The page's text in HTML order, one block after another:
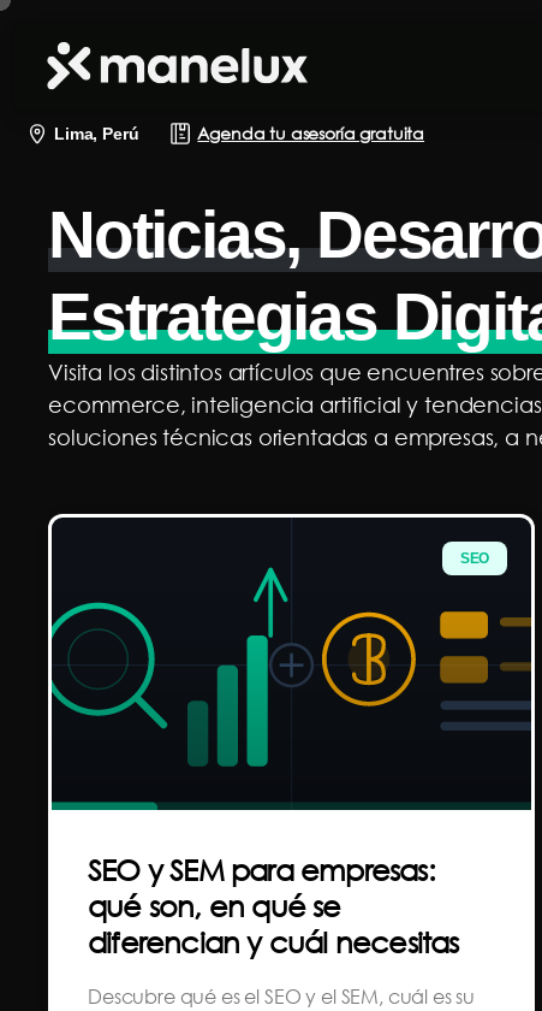
Lima, Perú Agenda tu asesoría gratuita
Noticias,
Estrategias
Visita los distintos artículos que encuentres
ecommerce, inteligencia artificial y
soluciones técnicas orientadas a empresas, a
SEO
SEO y SEM para empresas:
qué son, en qué se
diferencian y cuál necesitas
Descubre qué es el SEO y el SEM, cuál es su